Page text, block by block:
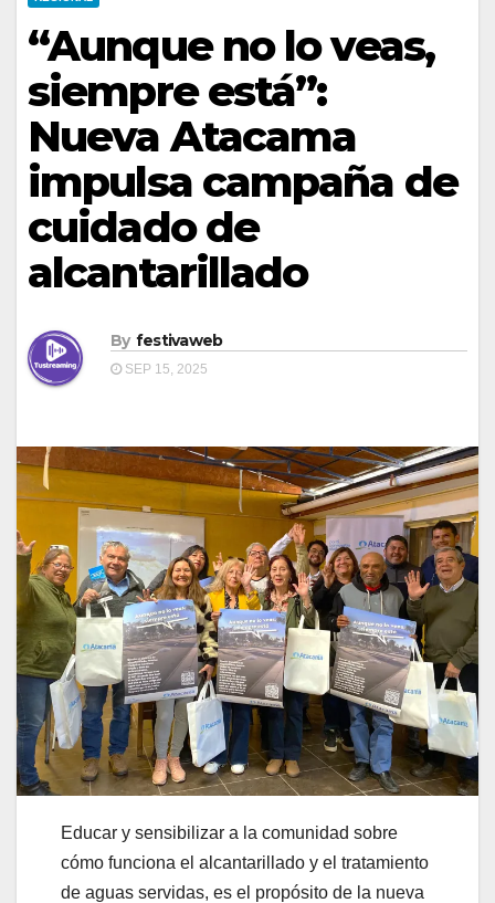
“Aunque no lo veas,
siempre está”:
Nueva Atacama
impulsa campaña de
cuidado de
alcantarillado
By festivaweb
SEP 15, 2025
Educar y sensibilizar a la comunidad sobre
cómo funciona el alcantarillado y el tratamiento
de aguas servidas, es el propósito de la nueva